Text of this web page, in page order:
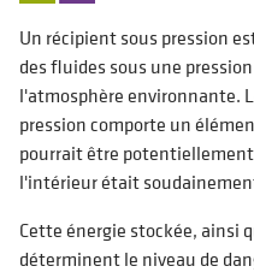
Un récipient sous pression
des fluides sous une
l'atmosphère environnante.
pression comporte un
pourrait être
l'intérieur était
Cette énergie stockée, ainsi
déterminent le niveau de